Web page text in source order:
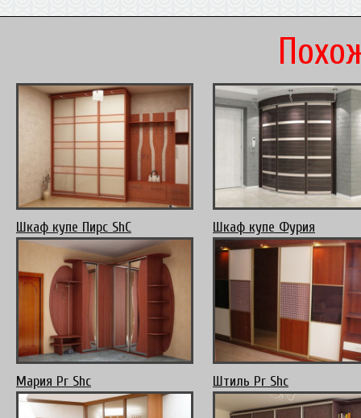
Шкаф купе Пирс ShC Шкаф купе Фурия
Мария Pr Shc Штиль Pr Shc